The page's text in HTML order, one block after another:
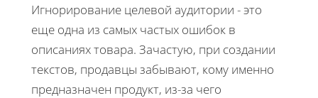
Игнорирование целевой аудитории - это
еще одна из самых частых ошибок в
описаниях товара. Зачастую, при создании
текстов, продавцы забывают, кому именно
предназначен продукт, из-за чего